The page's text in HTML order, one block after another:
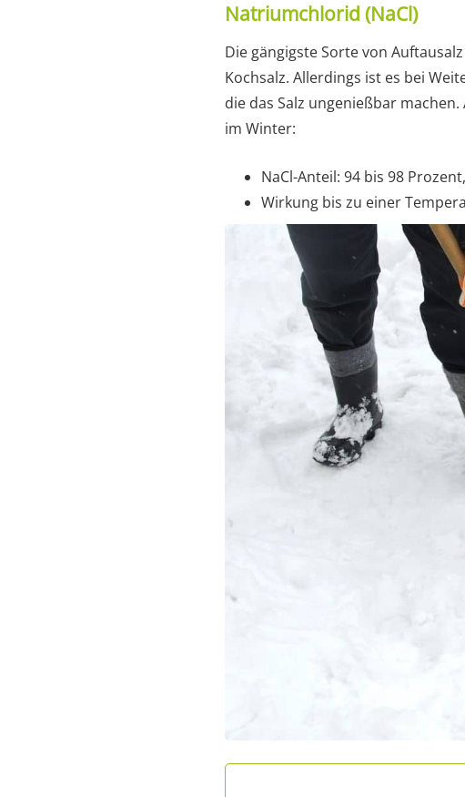
Natriumchlorid (NaCl)
Die gängigste Sorte von
Kochsalz. Allerdings ist es bei
die das Salz ungenießbar
im Winter:
NaCl-Anteil: 94 bis 98
Wirkung bis zu einer